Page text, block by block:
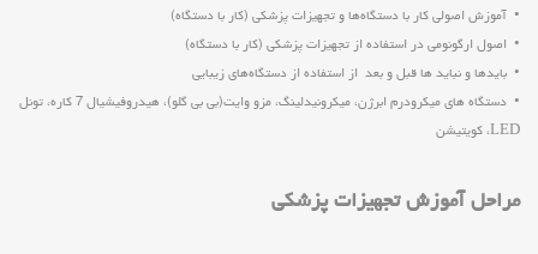
• آموزش اصولی کار با دستگاه‌ها و تجهیزات پزشکی (کار با دستگاه)
• اصول ارگونومی در استفاده از تجهیزات پزشکی (کار با دستگاه)
• بایدها و نباید ها قبل و بعد از استفاده از دستگاه‌های زیبایی
• دستگاه های میکرودرم ابرژن، میکرونیدلینگ، مزو وایت(بی بی گلو)، هیدروفیشیال 7 کاره، تونل
LED، کویتیشن
مراحل آموزش تجهیزات پزشکی